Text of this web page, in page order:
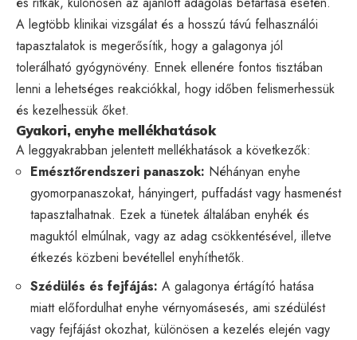
A legtöbb klinikai vizsgálat és a hosszú távú felhasználói
tapasztalatok is megerősítik, hogy a galagonya jól
tolerálható gyógynövény. Ennek ellenére fontos tisztában
lenni a lehetséges reakciókkal, hogy időben felismerhessük
és kezelhessük őket.
Gyakori, enyhe mellékhatások
A leggyakrabban jelentett mellékhatások a következők:
Emésztőrendszeri panaszok: Néhányan enyhe
gyomorpanaszokat, hányingert, puffadást vagy hasmenést
tapasztalhatnak. Ezek a tünetek általában enyhék és
maguktól elmúlnak, vagy az adag csökkentésével, illetve
étkezés közbeni bevétellel enyhíthetők.
Szédülés és fejfájás: A galagonya értágító hatása
miatt előfordulhat enyhe vérnyomásesés, ami szédülést
vagy fejfájást okozhat, különösen a kezelés elején vagy